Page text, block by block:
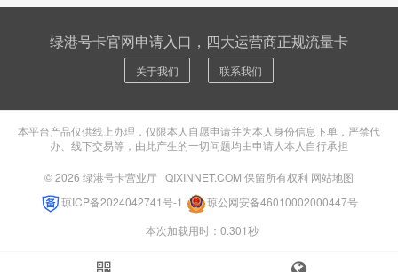
绿港号卡官网申请入口，四大运营商正规流量卡
关于我们 联系我们
本平台产品仅供线上办理，仅限本人自愿申请并为本人身份信息下单，严禁代
办、线下交易等，由此产生的一切问题均由申请人本人自行承担
© 2026 绿港号卡营业厅 QIXINNET.COM 保留所有权利 网站地图
琼ICP备2024042741号-1
琼公网安备46010002000447号
本次加载用时：0.301秒